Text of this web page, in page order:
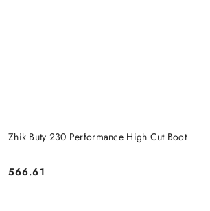
Zhik Buty 230 Performance High Cut Boot
Cena:
566.61